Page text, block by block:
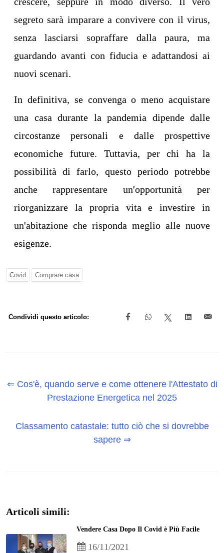
segreto sarà imparare a convivere con il virus,
senza lasciarsi sopraffare dalla paura, ma
guardando avanti con fiducia e adattandosi ai
nuovi scenari.
In definitiva, se convenga o meno acquistare
una casa durante la pandemia dipende dalle
circostanze personali e dalle prospettive
economiche future. Tuttavia, per chi ha la
possibilità di farlo, questo periodo potrebbe
anche rappresentare un'opportunità per
riorganizzare la propria vita e investire in
un'abitazione che risponda meglio alle nuove
esigenze.
Covid Comprare casa
Condividi questo articolo:
⇐ Cos'è, quando serve e come ottenere l'Attestato di
Prestazione Energetica nel 2025
Classamento catastale: tutto ciò che si dovrebbe
sapere ⇒
Articoli simili:
Vendere Casa Dopo Il Covid è Più Facile
16/11/2021